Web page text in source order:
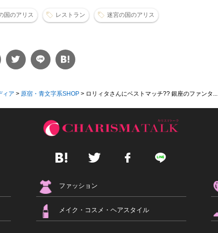
国のアリス レストラン 迷宮の国のアリス
ィア > 原宿・青文字系SHOP > ロリィタさんにベストマッチ?? 銀座のファンタ...
ファッション
メイク・コスメ・ヘアスタイル